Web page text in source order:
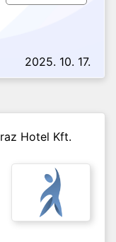
2025. 10. 17.
Hotel Kft.